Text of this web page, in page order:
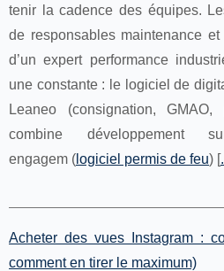
tenir la cadence des équipes.
de responsables maintenance
d’un expert performance
une constante : le logiciel de
Leaneo (consignation,
combine développement
engagem ( logiciel permis de feu) [
Acheter des vues Instagram :
comment en tirer le maximum)